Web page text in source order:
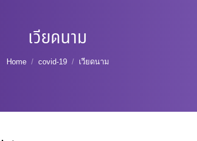
เวียดนาม
You are here:
Home covid-19 เวียดนาม